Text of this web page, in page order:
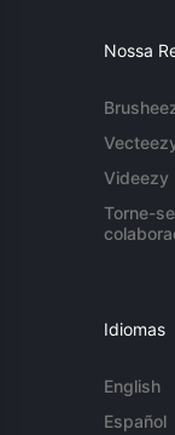
Nossa
Videezy
Torne-
Idiomas
English
Español